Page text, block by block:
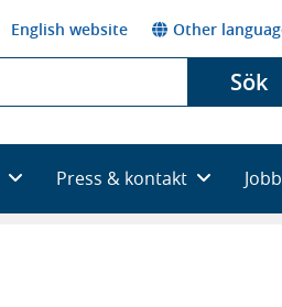
English website Other
Sök
Press & kontakt